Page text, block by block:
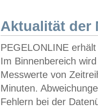
Aktualität der
PEGELONLINE
Im Binnenbereich
Messwerte von
Minuten.
Fehlern bei der